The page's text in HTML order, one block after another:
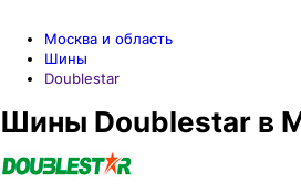
Москва и область
Шины
Doublestar
Шины Doublestar в